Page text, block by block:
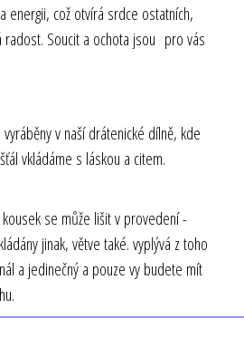
energii, což otvírá srdce ostatních,
radost. Soucit a ochota jsou pro vás
v naší drátenické dílně, kde
vkládáme s láskou a citem.
se může lišit v provedení -
jinak, větve také. vyplývá z toho
a jedinečný a pouze vy budete mít